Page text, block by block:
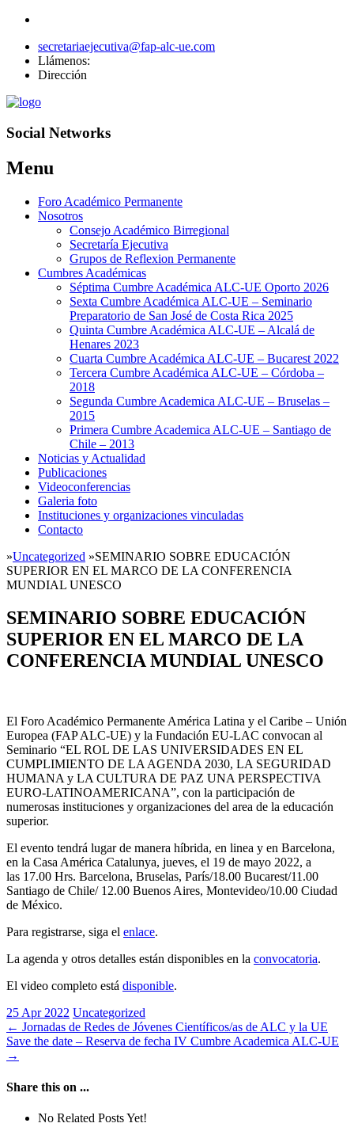
secretariaejecutiva@fap-alc-ue.com
Llámenos:
Dirección
Social Networks
Menu
Skip
Foro Académico Permanente
Nosotros
Consejo Académico Birregional
Secretaría Ejecutiva
Grupos de Reflexion Permanente
Cumbres Académicas
Séptima Cumbre Académica ALC-UE Oporto 2026
Sexta Cumbre Académica ALC-UE – Seminario
Preparatorio de San José de Costa Rica 2025
Quinta Cumbre Académica ALC-UE – Alcalá de
Henares 2023
Cuarta Cumbre Académica ALC-UE – Bucarest 2022
Tercera Cumbre Académica ALC-UE – Córdoba –
2018
Segunda Cumbre Academica ALC-UE – Bruselas –
2015
Primera Cumbre Academica ALC-UE – Santiago de
Chile – 2013
Noticias y Actualidad
Publicaciones
Videoconferencias
Galeria foto
Instituciones y organizaciones vinculadas
Contacto
»Uncategorized »SEMINARIO SOBRE EDUCACIÓN
SUPERIOR EN EL MARCO DE LA CONFERENCIA
MUNDIAL UNESCO
SEMINARIO SOBRE EDUCACIÓN
SUPERIOR EN EL MARCO DE LA
CONFERENCIA MUNDIAL UNESCO
El Foro Académico Permanente América Latina y el Caribe – Unión
Europea (FAP ALC-UE) y la Fundación EU-LAC convocan al
Seminario “EL ROL DE LAS UNIVERSIDADES EN EL
CUMPLIMIENTO DE LA AGENDA 2030, LA SEGURIDAD
HUMANA y LA CULTURA DE PAZ UNA PERSPECTIVA
EURO-LATINOAMERICANA”, con la participación de
numerosas instituciones y organizaciones del area de la educación
superior.
El evento tendrá lugar de manera híbrida, en linea y en Barcelona,
en la Casa América Catalunya, jueves, el 19 de mayo 2022, a
las 17.00 Hrs. Barcelona, Bruselas, París/18.00 Bucarest/11.00
Santiago de Chile/ 12.00 Buenos Aires, Montevideo/10.00 Ciudad
de México.
Para registrarse, siga el enlace.
La agenda y otros detalles están disponibles en la convocatoria.
El video completo está disponible.
25 Apr 2022 Uncategorized
Post
navigation
← Jornadas de Redes de Jóvenes Científicos/as de ALC y la UE
Save the date – Reserva de fecha IV Cumbre Academica ALC-UE
→
Share this on ...
No Related Posts Yet!